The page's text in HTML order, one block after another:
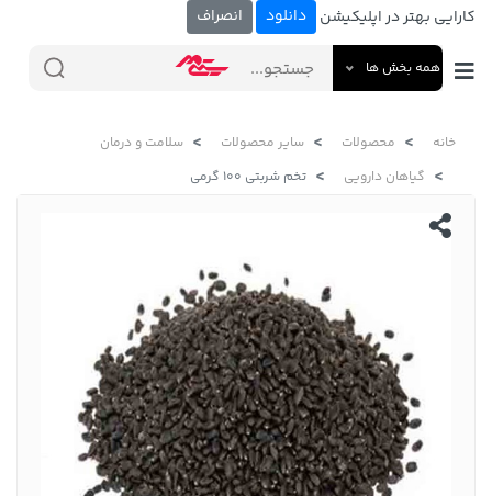
کارایی بهتر در اپلیکیشن دانلود انصراف
همه بخش ها
خانه محصولات سایر محصولات
سلامت و درمان
گیاهان دارویی
تخم شربتی 100 گرمی